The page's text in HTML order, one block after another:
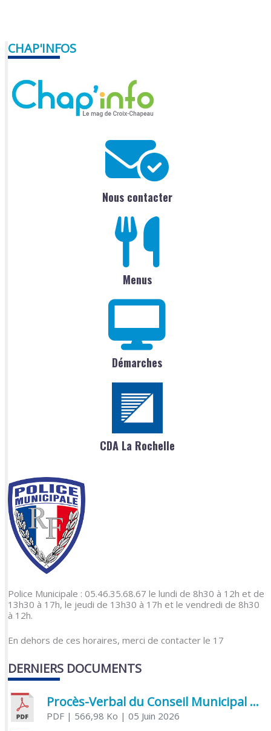
CHAP'INFOS
Nous contacter
Menus
Démarches
CDA La Rochelle
Police Municipale : 05.46.35.68.67 le lundi de 8h30 à 12h et de
13h30 à 17h, le jeudi de 13h30 à 17h et le vendredi de 8h30
à 12h.
En dehors de ces horaires, merci de contacter le 17
DERNIERS DOCUMENTS
Procès-Verbal du Conseil Municipal du 5 juin 2026
PDF| 566,98 Ko | 05 Juin 2026